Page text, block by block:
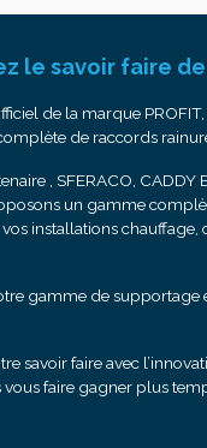
le savoir faire de
de la marque
de raccords
, SFERACO, CADDY
un gamme
installations chauffage,
gamme de supportage
savoir faire avec
faire gagner plus